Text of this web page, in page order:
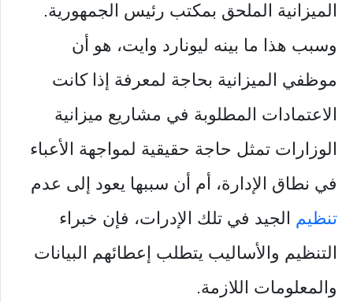
الميزانية الملحق بمكتب رئيس الجمهورية.
وسبب هذا ما بينه ليونارد وايت، هو أن
موظفي الميزانية بحاجة لمعرفة إذا كانت
الاعتمادات المطلوبة في مشاريع ميزانية
الوزارات تمثل حاجة حقيقية لمواجهة الأعباء
في نطاق الإدارة، أم أن سببها يعود إلى عدم
تنظيم الجيد في تلك الإدرات، فإن خبراء
التنظيم والأساليب يتطلب إعطائهم البيانات
والمعلومات اللازمة.